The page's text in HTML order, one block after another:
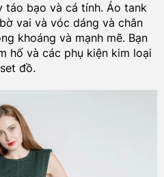
bạo và cá tính. Áo tank
vai và vóc dáng và chân
khoáng và mạnh mẽ. Bạn
hố và các phụ kiện kim loại
đồ.